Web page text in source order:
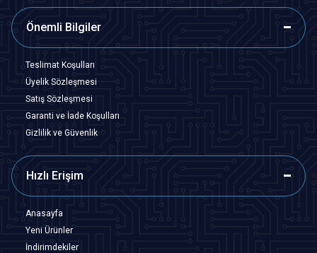
Önemli Bilgiler
Teslimat Koşulları
Üyelik Sözleşmesi
Satış Sözleşmesi
Garanti ve İade Koşulları
Gizlilik ve Güvenlik
Hızlı Erişim
Anasayfa
Yeni Ürünler
İndirimdekiler